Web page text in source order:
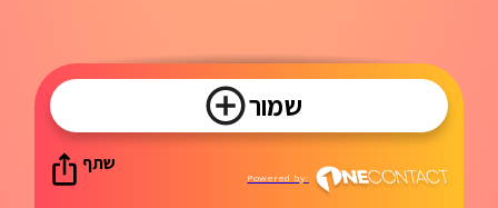
Powered by:
שמור
שתף